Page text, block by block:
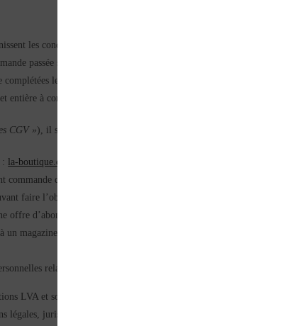
les conditions par lesquelles la société Les Éditions LVA propose à
passée sur le Site d’un des produits de la société Les Éditions LVA
le cas échéant par des conditions particulières qui constituent
entière à contracter.
CGV »), il semble utile de définir explicitement les termes suivants :
: la-boutique.com
commande de produits et/ou services sur le Site.
faire l’objet d’une commande par le Client.
offre d’abonnement à des titres des Éditions LVA proposée sur le Site lui
magazine numérique, de le recevoir sur les supports proposés sur le
relatives à un visiteur, comprenant notamment ses éléments
LVA et son Client. Elles pourront être modifiées à tout moment,
jurisprudentielles, éditoriales et/ou techniques. Les nouvelles